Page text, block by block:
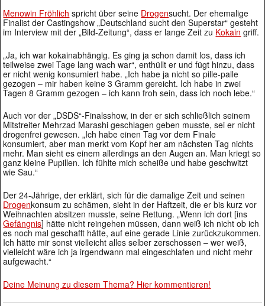
Menowin Fröhlich spricht über seine Drogensucht. Der ehemalige
Finalist der Castingshow „Deutschland sucht den Superstar“ gesteht
im Interview mit der „Bild-Zeitung“, dass er lange Zeit zu Kokain griff.
„Ja, ich war kokainabhängig. Es ging ja schon damit los, dass ich
teilweise zwei Tage lang wach war“, enthüllt er und fügt hinzu, dass
er nicht wenig konsumiert habe. „Ich habe ja nicht so pille-palle
gezogen – mir haben keine 3 Gramm gereicht. Ich habe in zwei
Tagen 8 Gramm gezogen – ich kann froh sein, dass ich noch lebe.“
Auch vor der „DSDS“-Finalsshow, in der er sich schließlich seinem
Mitstreiter Mehrzad Marashi geschlagen geben musste, sei er nicht
drogenfrei gewesen. „Ich habe einen Tag vor dem Finale
konsumiert, aber man merkt vom Kopf her am nächsten Tag nichts
mehr. Man sieht es einem allerdings an den Augen an. Man kriegt so
ganz kleine Pupillen. Ich fühlte mich scheiße und habe geschwitzt
wie Sau.“
Der 24-Jährige, der erklärt, sich für die damalige Zeit und seinen
Drogenkonsum zu schämen, sieht in der Haftzeit, die er bis kurz vor
Weihnachten absitzen musste, seine Rettung. „Wenn ich dort [ins
Gefängnis] hätte nicht reingehen müssen, dann weiß ich nicht ob ich
es noch mal geschafft hätte, auf eine gerade Linie zurückzukommen.
Ich hätte mir sonst vielleicht alles selber zerschossen – wer weiß,
vielleicht wäre ich ja irgendwann mal eingeschlafen und nicht mehr
aufgewacht.“
Deine Meinung zu diesem Thema? Hier kommentieren!